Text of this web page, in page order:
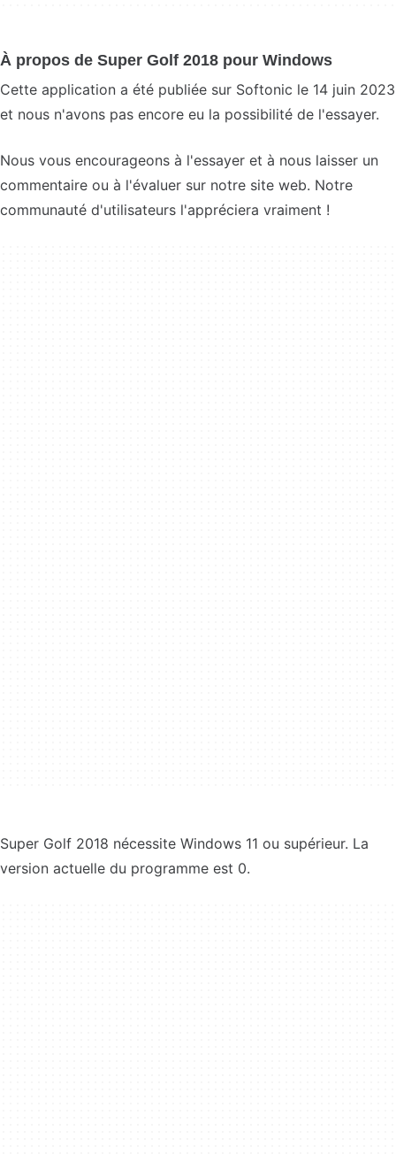
À propos de Super Golf 2018 pour Windows
Cette application a été publiée sur Softonic le 14 juin 2023
et nous n'avons pas encore eu la possibilité de l'essayer.
Nous vous encourageons à l'essayer et à nous laisser un
commentaire ou à l'évaluer sur notre site web. Notre
communauté d'utilisateurs l'appréciera vraiment !
Super Golf 2018 nécessite Windows 11 ou supérieur. La
version actuelle du programme est 0.